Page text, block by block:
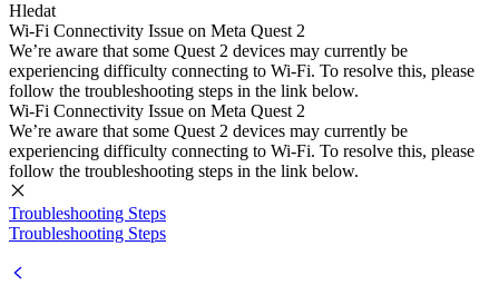
Hledat
Wi-Fi Connectivity Issue on Meta Quest 2
We’re aware that some Quest 2 devices may currently be
experiencing difficulty connecting to Wi-Fi. To resolve this, please
follow the troubleshooting steps in the link below.
Wi-Fi Connectivity Issue on Meta Quest 2
We’re aware that some Quest 2 devices may currently be
experiencing difficulty connecting to Wi-Fi. To resolve this, please
follow the troubleshooting steps in the link below.
Troubleshooting Steps
Troubleshooting Steps